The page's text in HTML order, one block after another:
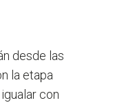
desde las
la etapa
con